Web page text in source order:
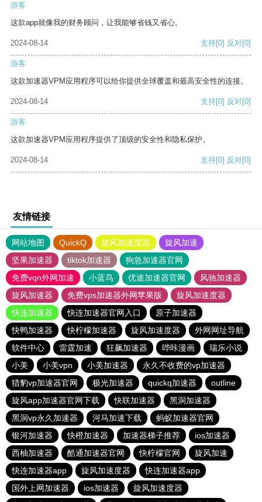
游客
这款app就像我的财务顾问，让我能够省钱又省心。
2024-08-14 支持[0] 反对[0]
游客
这款加速器VPM应用程序可以给你提供全球覆盖和最高安全性的连接。
2024-08-14 支持[0] 反对[0]
游客
这款加速器VPM应用程序提供了顶级的安全性和隐私保护。
2024-08-14 支持[0] 反对[0]
友情链接
网站地图 QuickQ 旋风加速度器
旋风加速
坚果加速器
tiktok加速器
狗急加速器官网
免费vqn外网加速
小蓝鸟 优途加速器官网
风驰加速器
旋风加速器
免费vps加速器外网苹果版
旋风加速度器
快连加速器
快连加速器官网入口
原子加速器
快鸭加速器
快柠檬加速器 旋风加速度器
外网网址导航
软件中心
雷霆加速 狂飙加速器 哔咔漫画
瑞乐小说
小美
小美vpn 小美加速器
永久不收费的vp加速器
猎豹vp加速器官网
极光加速器 quickq加速器
outline
旋风app加速器官网下载
快联加速器
黑洞加速器
黑洞vp永久加速器
河马加速下载
蚂蚁加速器官网
银河加速器
快橙加速器 加速器梯子推荐
ios加速器
西柚加速器
酷通加速器官网 快柠檬官网
旋风加速
快连加速器app
旋风加速度器
快连加速器app
国外上网加速器
ios加速器
旋风加速度器